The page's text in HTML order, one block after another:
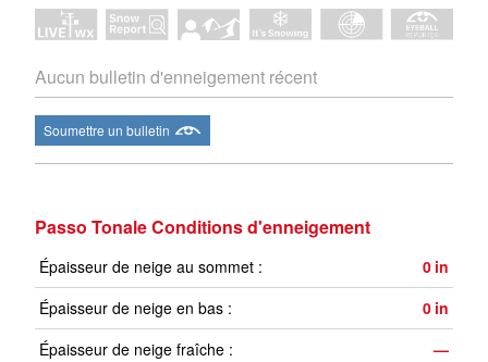
Aucun bulletin d'enneigement récent
Soumettre un bulletin
Passo Tonale Conditions d'enneigement
Épaisseur de neige au sommet : 0 in
Épaisseur de neige en bas :
0 in
Épaisseur de neige fraîche :
—